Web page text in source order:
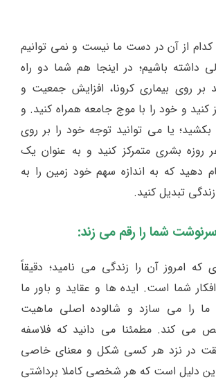
از آن در دست ما نیست و نمی توانیم
داشته باشیم؛ در اینجا هم شما دو راه
بر روی بیماری کرونا، افزایش جمعیت و
کنید و خود را با موج جامعه همراه کنید. و
بکشید؛ یا می توانید توجه خود را بر روی
بشری متمرکز کنید و به عنوان یک
دهید که به اندازه سهم خود زمین را به
تبدیل کنید.
سرنوشت شما را رقم می زند:
که امروز آن را زندگی می نامید؛ دقیقاً
شما است. ایده ها و عقاید و باور ما
را می سازد و شالوده اصلی ماهیت
می کند. مطمئنا می دانید که فلاسفه
در نزد هر کسی شکل و معنای خاصی
این دلیل است که هر شخصی کاملا برداشتی